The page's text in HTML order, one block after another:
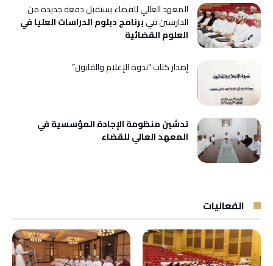
المعهد العالي للقضاء يستقبل دفعة جديدة من
الدارسين فيبرنامج دبلوم الدراسات العليا في
العلوم القضائية
إصدار كتاب “ندوة الإعلام والقانون”
تدشين منظومة الإجادة المؤسسية في
المعهد العالي للقضاء
الفعاليات